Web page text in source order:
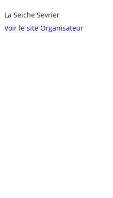
La Seiche Sevrier
Voir le site Organisateur